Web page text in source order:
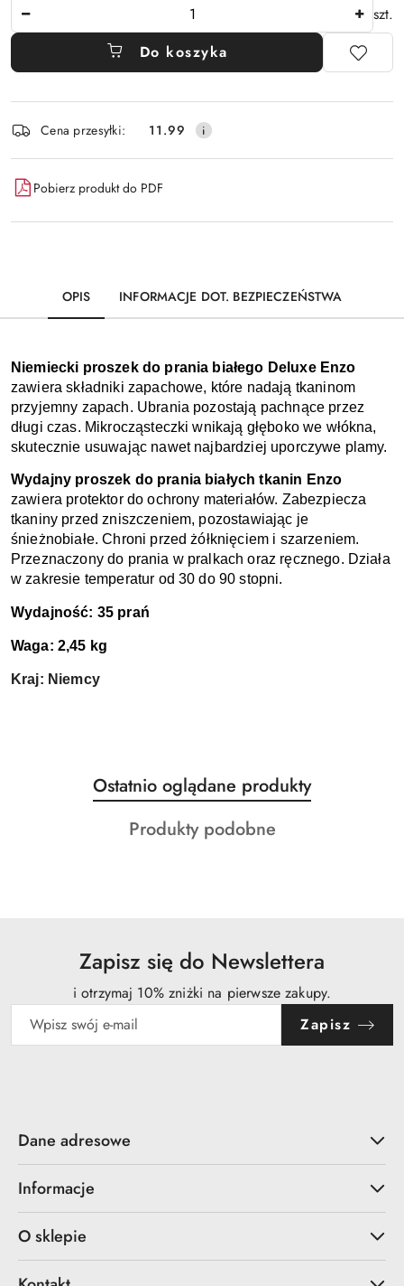
szt.
Do koszyka
i
dostawa
Cena przesyłki: 11.99
Pobierz produkt do PDF
OPIS INFORMACJE DOT. BEZPIECZEŃSTWA
zawiera składniki zapachowe, które nadają tkaninom
przyjemny zapach. Ubrania pozostają pachnące przez
długi czas. Mikrocząsteczki wnikają głęboko we włókna,
skutecznie usuwając nawet najbardziej uporczywe plamy.
zawiera protektor do ochrony materiałów. Zabezpiecza
tkaniny przed zniszczeniem, pozostawiając je
śnieżnobiałe. Chroni przed żółknięciem i szarzeniem.
Przeznaczony do prania w pralkach oraz ręcznego. Działa
w zakresie temperatur od 30 do 90 stopni.
Wydajność: 35 prań
Waga: 2,45 kg
Kraj: Niemcy
Pomiń karuzelę produktów
Produkty
o
statusie:
Ostatnio oglądane produkty
Produkty
Produkty podobne
Zapisz się do Newslettera
i otrzymaj 10% zniżki na pierwsze zakupy.
Zapisz
Dane adresowe
Informacje
O sklepie